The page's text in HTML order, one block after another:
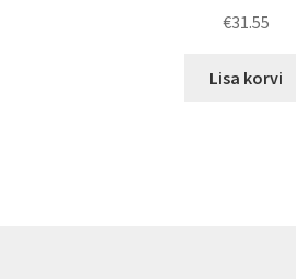
€31.55
Lisa korvi